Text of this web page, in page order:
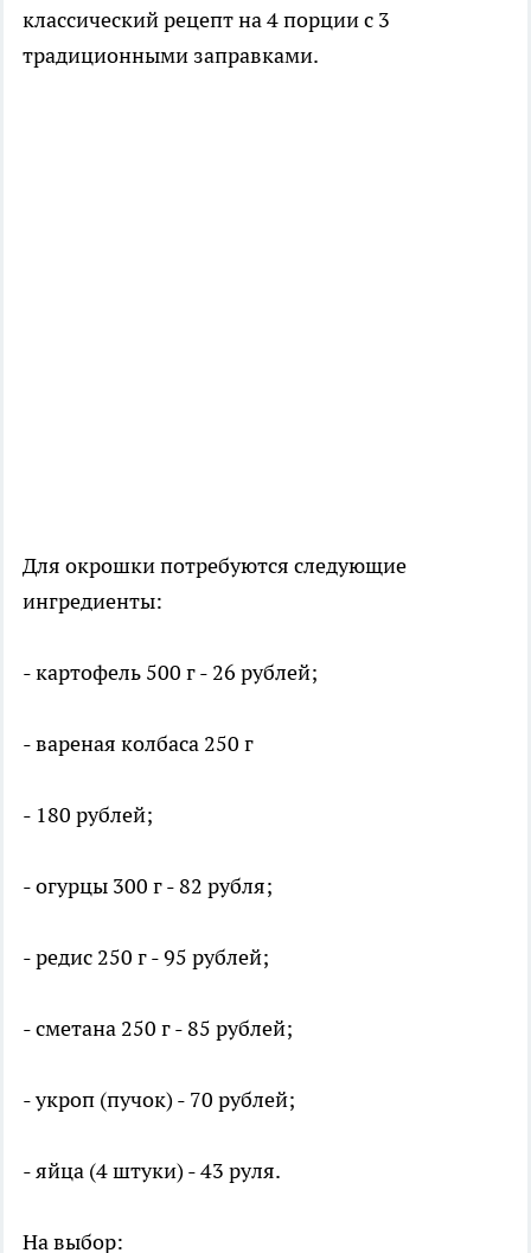
классический рецепт на 4 порции с 3
традиционными заправками.
Для окрошки потребуются следующие
ингредиенты:
- картофель 500 г - 26 рублей;
- вареная колбаса 250 г
- 180 рублей;
- огурцы 300 г - 82 рубля;
- редис 250 г - 95 рублей;
- сметана 250 г - 85 рублей;
- укроп (пучок) - 70 рублей;
- яйца (4 штуки) - 43 руля.
На выбор: